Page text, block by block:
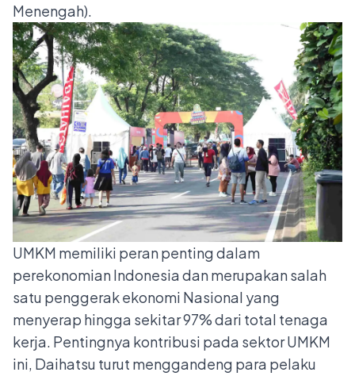
Menengah).
UMKM memiliki peran penting dalam
perekonomian Indonesia dan merupakan salah
satu penggerak ekonomi Nasional yang
menyerap hingga sekitar 97% dari total tenaga
kerja. Pentingnya kontribusi pada sektor UMKM
ini, Daihatsu turut menggandeng para pelaku